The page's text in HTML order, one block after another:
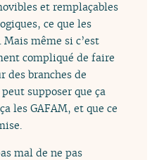
et remplaçables
ce que les
Mais même si c’est
compliqué de faire
des branches de
supposer que ça
les GAFAM, et que ce
mal de ne pas